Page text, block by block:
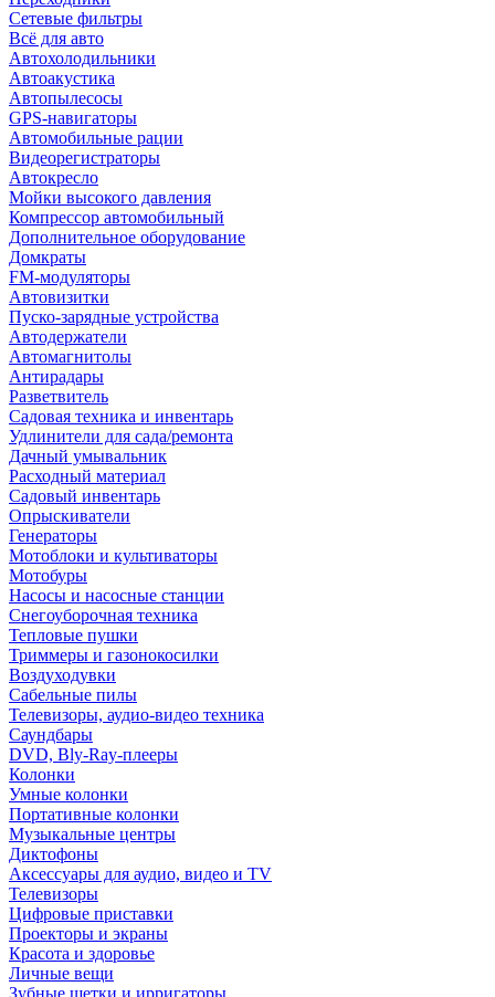
Сетевые фильтры
Всё для авто
Автохолодильники
Автоакустика
Автопылесосы
GPS-навигаторы
Автомобильные рации
Видеорегистраторы
Автокресло
Мойки высокого давления
Компрессор автомобильный
Дополнительное оборудование
Домкраты
FM-модуляторы
Автовизитки
Пуско-зарядные устройства
Автодержатели
Автомагнитолы
Антирадары
Разветвитель
Садовая техника и инвентарь
Удлинители для сада/ремонта
Дачный умывальник
Расходный материал
Садовый инвентарь
Опрыскиватели
Генераторы
Мотоблоки и культиваторы
Мотобуры
Насосы и насосные станции
Снегоуборочная техника
Тепловые пушки
Триммеры и газонокосилки
Воздуходувки
Сабельные пилы
Телевизоры, аудио-видео техника
Саундбары
DVD, Bly-Ray-плееры
Колонки
Умные колонки
Портативные колонки
Музыкальные центры
Диктофоны
Аксессуары для аудио, видео и TV
Телевизоры
Цифровые приставки
Проекторы и экраны
Красота и здоровье
Личные вещи
Зубные щетки и ирригаторы